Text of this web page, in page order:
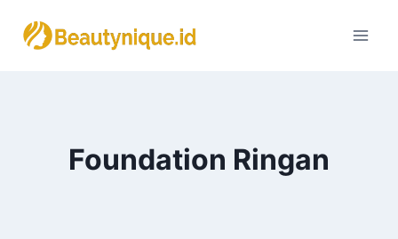
Foundation Ringan